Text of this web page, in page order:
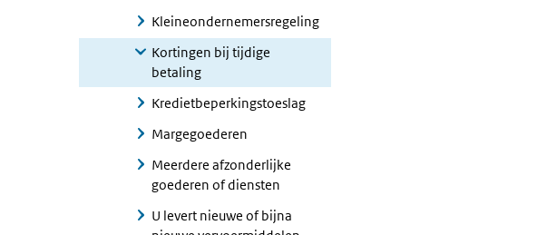
Kleineondernemersregeling
Kortingen bij tijdige
betaling
Kredietbeperkingstoeslag
Margegoederen
Meerdere afzonderlijke
goederen of diensten
U levert nieuwe of bijna